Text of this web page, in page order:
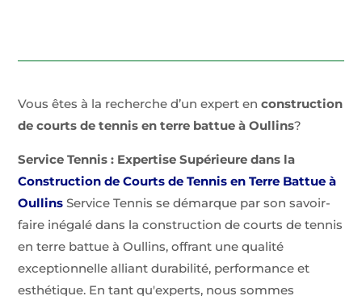
Vous êtes à la recherche d’un expert enconstruction
de courts de tennis en terre battue à Oullins?
Service Tennis : Expertise Supérieure dans la
Construction de Courts de Tennis en Terre Battue à
Oullins Service Tennis se démarque par son savoir-
faire inégalé dans la construction de courts de tennis
en terre battue à Oullins, offrant une qualité
exceptionnelle alliant durabilité, performance et
esthétique. En tant qu'experts, nous sommes